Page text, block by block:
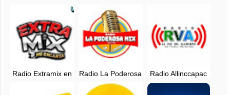
Azangaro - Puno :
Radio Extramix en
Radio La Poderosa
Mix en vivo - 101.7
FM - Puno, Peru
Radio Allinccapac
en vivo - 90.5 FM -